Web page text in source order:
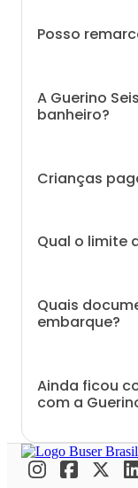
Posso
A Guerino
banheiro?
Crianças
Qual o limite
Quais
embarque?
Ainda ficou
com a